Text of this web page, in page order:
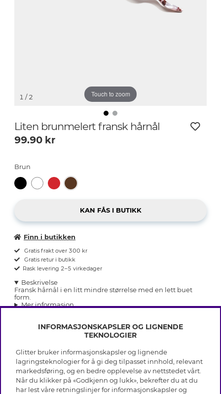
Touch to zoom
1 / 2
Liten brunmelert fransk hårnål
99.90 kr
Brun
Finn i butikken
Gratis frakt over 300 kr
Gratis retur i butikk
Rask levering 2–5 virkedager
Beskrivelse
Fransk hårnål i en litt mindre størrelse med en lett buet
form.
Mer informasjon
INFO
Vilkår
Personvern
OM GLITTER
INFORMASJONSKAPSLER OG LIGNENDE
TEKNOLOGIER
Glitter bruker informasjonskapsler og lignende
lagringsteknologier for å gi deg tilpasset innhold, relevant
markedsføring, og en bedre opplevelse av nettstedet vårt.
Når du klikker på «Godkjenn og lukk», bekrefter du at du
har lest våre retningslinjer for informasjonskapsler og